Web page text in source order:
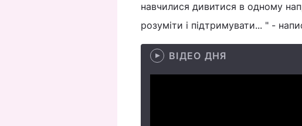
навчилися дивитися в одному
розуміти і підтримувати... " -
ВІДЕО ДНЯ